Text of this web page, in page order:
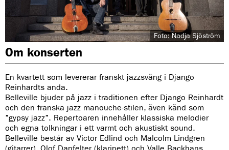
Foto: Nadja Sjöström
Om konserten
En kvartett som levererar franskt jazzsväng i Django
Reinhardts anda.
Belleville bjuder på jazz i traditionen efter Django Reinhardt
och den franska jazz manouche-stilen, även känd som
”gypsy jazz”. Repertoaren innehåller klassiska melodier
och egna tolkningar i ett varmt och akustiskt sound.
Belleville består av Victor Edlind och Malcolm Lindgren
(gitarrer), Olof Danfelter (klarinett) och Valle Backhans